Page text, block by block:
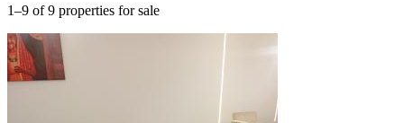
1–9 of 9 properties for sale